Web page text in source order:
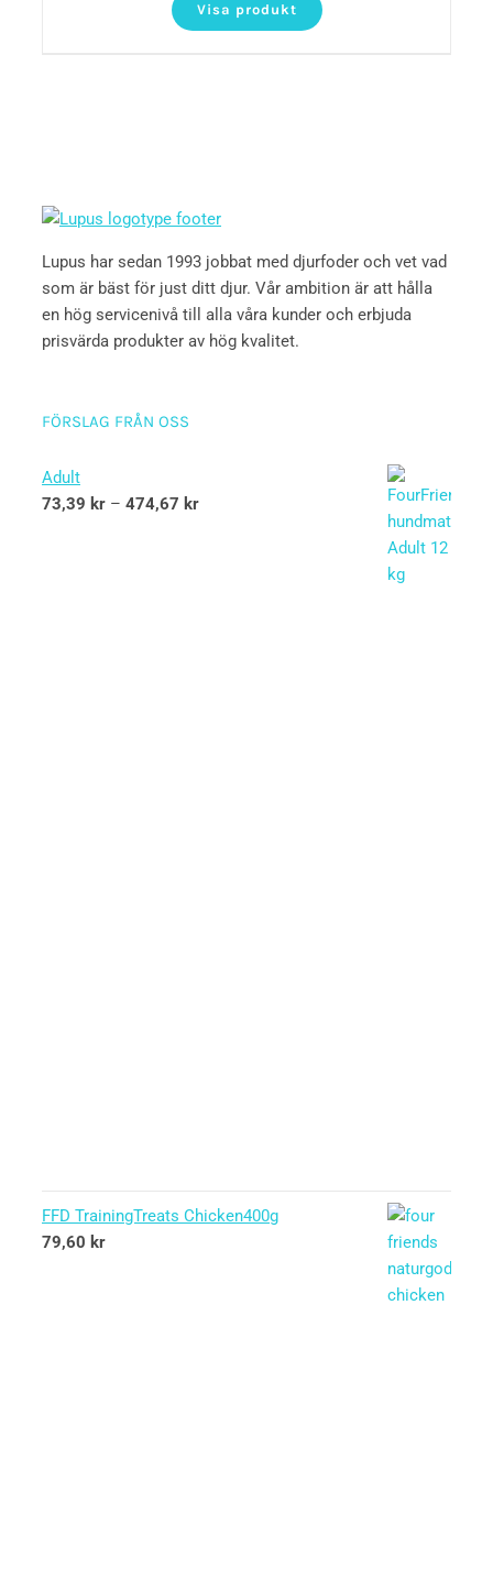
Visa produkt
Lupus har sedan 1993 jobbat med djurfoder och vet vad
som är bäst för just ditt djur. Vår ambition är att hålla
en hög servicenivå till alla våra kunder och erbjuda
prisvärda produkter av hög kvalitet.
FÖRSLAG FRÅN OSS
Adult
73,39 kr – 474,67 kr
FFD TrainingTreats Chicken400g
79,60 kr